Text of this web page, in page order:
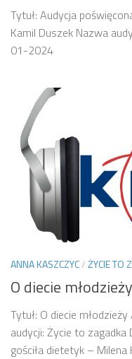
Tytuł: Audycja
Kamil Duszek Nazwa
01-2024
ANNA KASZCZYC/ŻYCIE TO
O diecie młodzieży
Tytuł: O diecie
audycji: Życie to
gościła dietetyk – Milena